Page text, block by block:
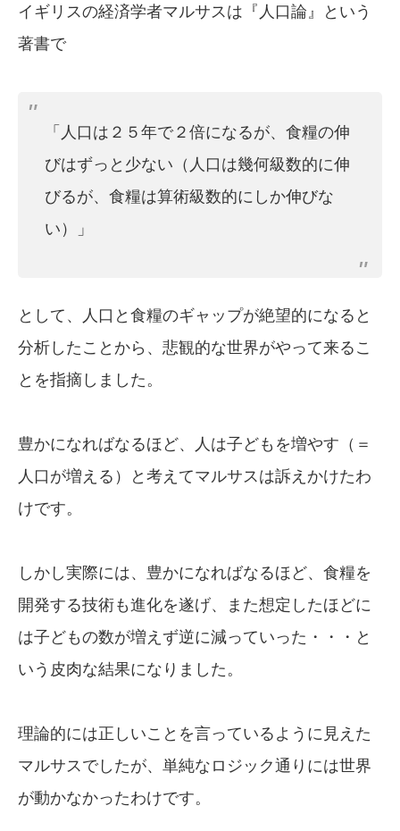
イギリスの経済学者マルサスは『人口論』という
著書で
「人口は２５年で２倍になるが、食糧の伸
びはずっと少ない（人口は幾何級数的に伸
びるが、食糧は算術級数的にしか伸びな
い）」
として、人口と食糧のギャップが絶望的になると
分析したことから、悲観的な世界がやって来るこ
とを指摘しました。
豊かになればなるほど、人は子どもを増やす（＝
人口が増える）と考えてマルサスは訴えかけたわ
けです。
しかし実際には、豊かになればなるほど、食糧を
開発する技術も進化を遂げ、また想定したほどに
は子どもの数が増えず逆に減っていった・・・と
いう皮肉な結果になりました。
理論的には正しいことを言っているように見えた
マルサスでしたが、単純なロジック通りには世界
が動かなかったわけです。